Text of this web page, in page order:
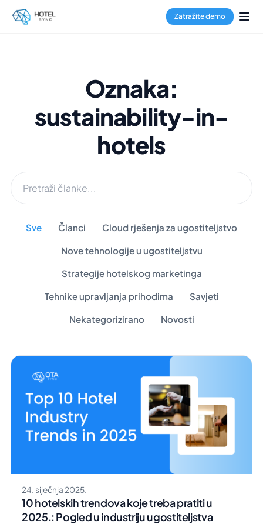
Zatražite demo
Oznaka:
sustainability-in-
hotels
Sve Članci Cloud rješenja za ugostiteljstvo
Nove tehnologije u ugostiteljstvu
Strategije hotelskog marketinga
Tehnike upravljanja prihodima Savjeti
Nekategorizirano Novosti
24. siječnja 2025.
10 hotelskih trendova koje treba pratiti u
2025.: Pogled u industriju ugostiteljstva